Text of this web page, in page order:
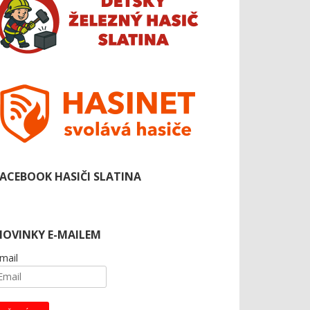
HASIČI SLATINA
E-MAILEM